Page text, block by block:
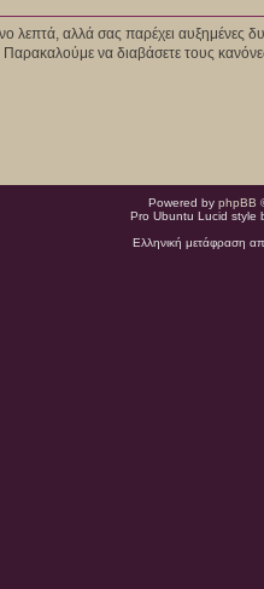
λεπτά, αλλά σας παρέχει
Παρακαλούμε να διαβάσετε τους
Powered by phpBB
Pro Ubuntu Lucid style
Ελληνική μετάφραση